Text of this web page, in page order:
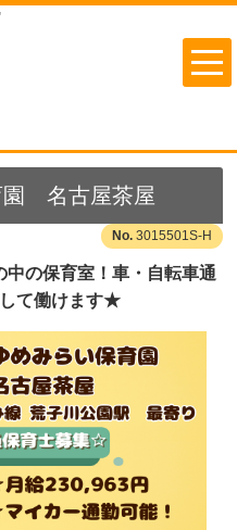
園 名古屋茶屋
3015501S-H
の保育室！車・自転車通
て働けます★